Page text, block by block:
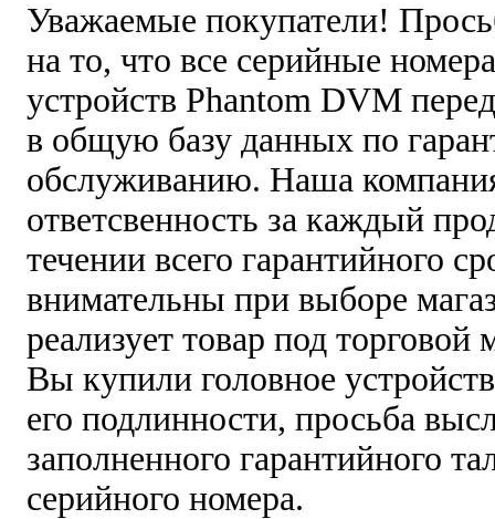
Уважаемые покупатели!
на то, что все серийные
устройств Phantom DVM
в общую базу данных по
обслуживанию. Наша
ответсвенность за каждый
течении всего гарантийного
внимательны при выборе
реализует товар под
Вы купили головное
его подлинности, просьба
заполненного гарантийного
серийного номера.